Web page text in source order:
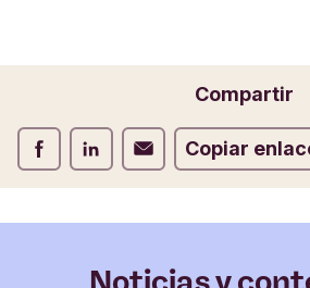
Compartir
Compartir Facebook
Compartir LinkedIn
Compartir Correo
Copiar